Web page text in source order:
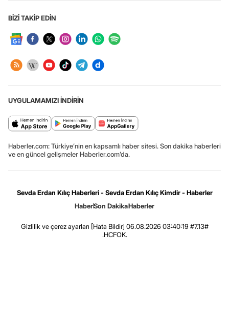
BİZİ TAKİP EDİN
UYGULAMAMIZI İNDİRİN
Haberler.com: Türkiye’nin en kapsamlı haber sitesi. Son dakika haberleri
ve en güncel gelişmeler Haberler.com’da.
Sevda Erdan Kılıç Haberleri - Sevda Erdan Kılıç Kimdir - Haberler
HaberSon DakikaHaberler
Gizlilik ve çerez ayarları [Hata Bildir] 06.08.2026 03:40:19 #7.13#
.HCFOK.